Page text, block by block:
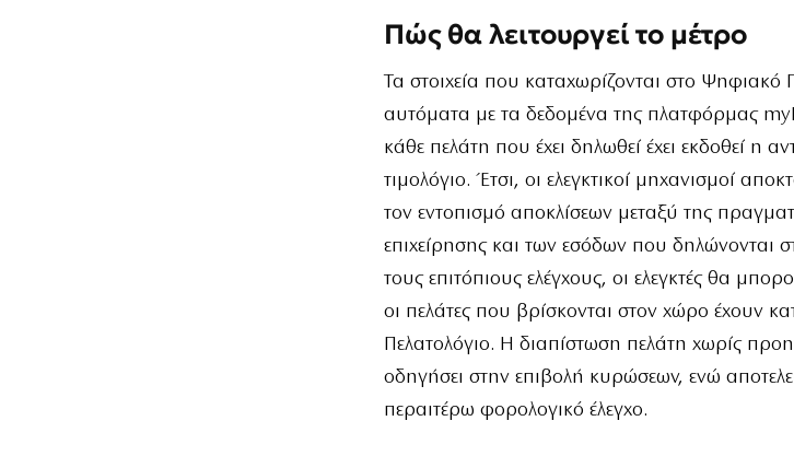
Πώς θα λειτουργεί το μέτρο
Τα στοιχεία που καταχωρίζονται στο Ψηφιακό
αυτόματα με τα δεδομένα της πλατφόρμας
κάθε πελάτη που έχει δηλωθεί έχει εκδοθεί η
τιμολόγιο. Έτσι, οι ελεγκτικοί μηχανισμοί
τον εντοπισμό αποκλίσεων μεταξύ της
επιχείρησης και των εσόδων που δηλώνονται
τους επιτόπιους ελέγχους, οι ελεγκτές θα
οι πελάτες που βρίσκονται στον χώρο έχουν
Πελατολόγιο. Η διαπίστωση πελάτη χωρίς
οδηγήσει στην επιβολή κυρώσεων, ενώ
περαιτέρω φορολογικό έλεγχο.